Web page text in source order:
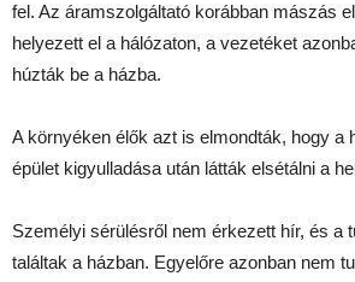
fel. Az áramszolgáltató korábban mászás
helyezett el a hálózaton, a vezetéket
húzták be a házba.
A környéken élők azt is elmondták, hogy a
épület kigyulladása után látták elsétálni a
Személyi sérülésről nem érkezett hír, és a
találtak a házban. Egyelőre azonban nem